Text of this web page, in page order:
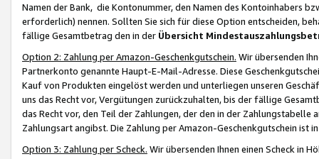
Namen der Bank, die Kontonummer, den Namen des Kontoinhabers
erforderlich) nennen. Sollten Sie sich für diese Option entscheiden,
fällige Gesamtbetrag den in der Übersicht
Option 2: Zahlung per Amazon-Geschenkgutschein. Wir übersenden
Partnerkonto genannte Haupt-E-Mail-Adresse. Diese
Kauf von Produkten eingelöst werden und unterliegen unseren
uns das Recht vor, Vergütungen zurückzuhalten, bis der fällige
das Recht vor, den Teil der Zahlungen, der den in der
Zahlungsart angibst. Die Zahlung per Amazon-Geschenkgutschein ist
Option 3: Zahlung per Scheck. Wir übersenden Ihnen einen Scheck in